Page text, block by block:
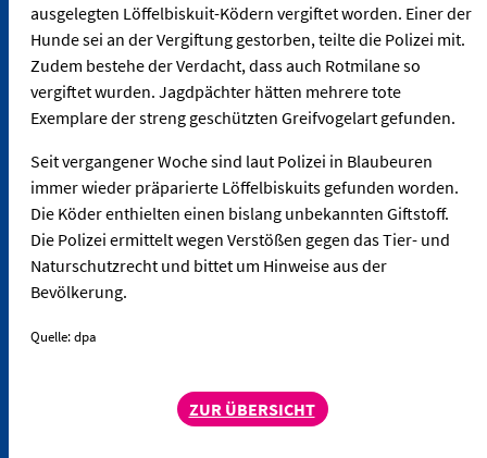
ausgelegten Löffelbiskuit-Ködern vergiftet worden. Einer der
Hunde sei an der Vergiftung gestorben, teilte die Polizei mit.
Zudem bestehe der Verdacht, dass auch Rotmilane so
vergiftet wurden. Jagdpächter hätten mehrere tote
Exemplare der streng geschützten Greifvogelart gefunden.
Seit vergangener Woche sind laut Polizei in Blaubeuren
immer wieder präparierte Löffelbiskuits gefunden worden.
Die Köder enthielten einen bislang unbekannten Giftstoff.
Die Polizei ermittelt wegen Verstößen gegen das Tier- und
Naturschutzrecht und bittet um Hinweise aus der
Bevölkerung.
Quelle: dpa
ZUR ÜBERSICHT